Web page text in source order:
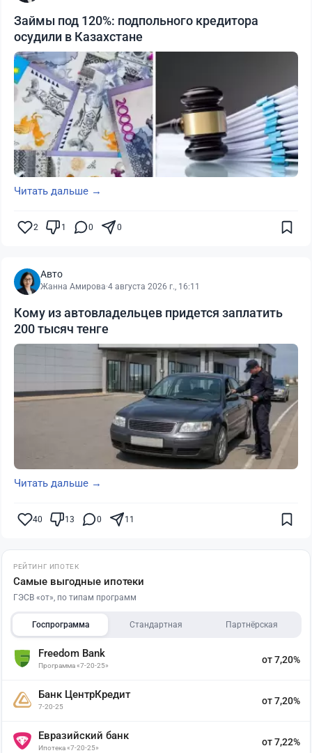
Займы под 120%: подпольного кредитора
осудили в Казахстане
Читать дальше →
2 1 0 0
Авто
Жанна Амирова·4 августа 2026 г., 16:11
Кому из автовладельцев придется заплатить
200 тысяч тенге
Читать дальше →
40 13 0 11
РЕЙТИНГ ИПОТЕК
Самые выгодные ипотеки
ГЭСВ «от», по типам программ
Госпрограмма Стандартная Партнёрская
Freedom Bank
Программа «7-20-25»
от 7,20%
Банк ЦентрКредит
7-20-25
от 7,20%
Евразийский банк
Ипотека «7-20-25»
от 7,22%